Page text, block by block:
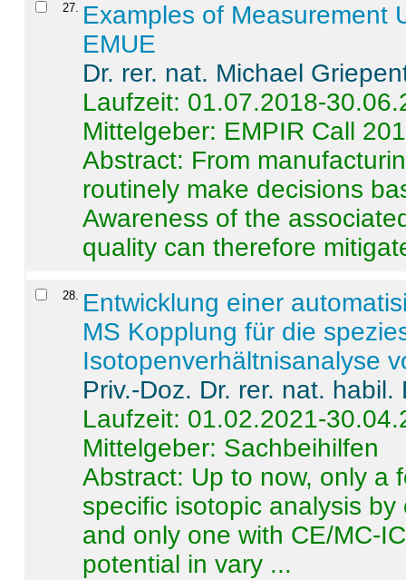
27. Examples of Measurement
EMUE
Dr. rer. nat. Michael
Laufzeit: 01.07.2018-
Mittelgeber: EMPIR Call
Abstract: From
routinely make decisions
Awareness of the
quality can therefore
28. Entwicklung einer
MS Kopplung für die
Isotopenverhältnisanalyse
Priv.-Doz. Dr. rer. nat.
Laufzeit: 01.02.2021-
Mittelgeber: Sachbeihilfen
Abstract: Up to now, only a
specific isotopic analysis
and only one with CE/MC-
potential in vary ...